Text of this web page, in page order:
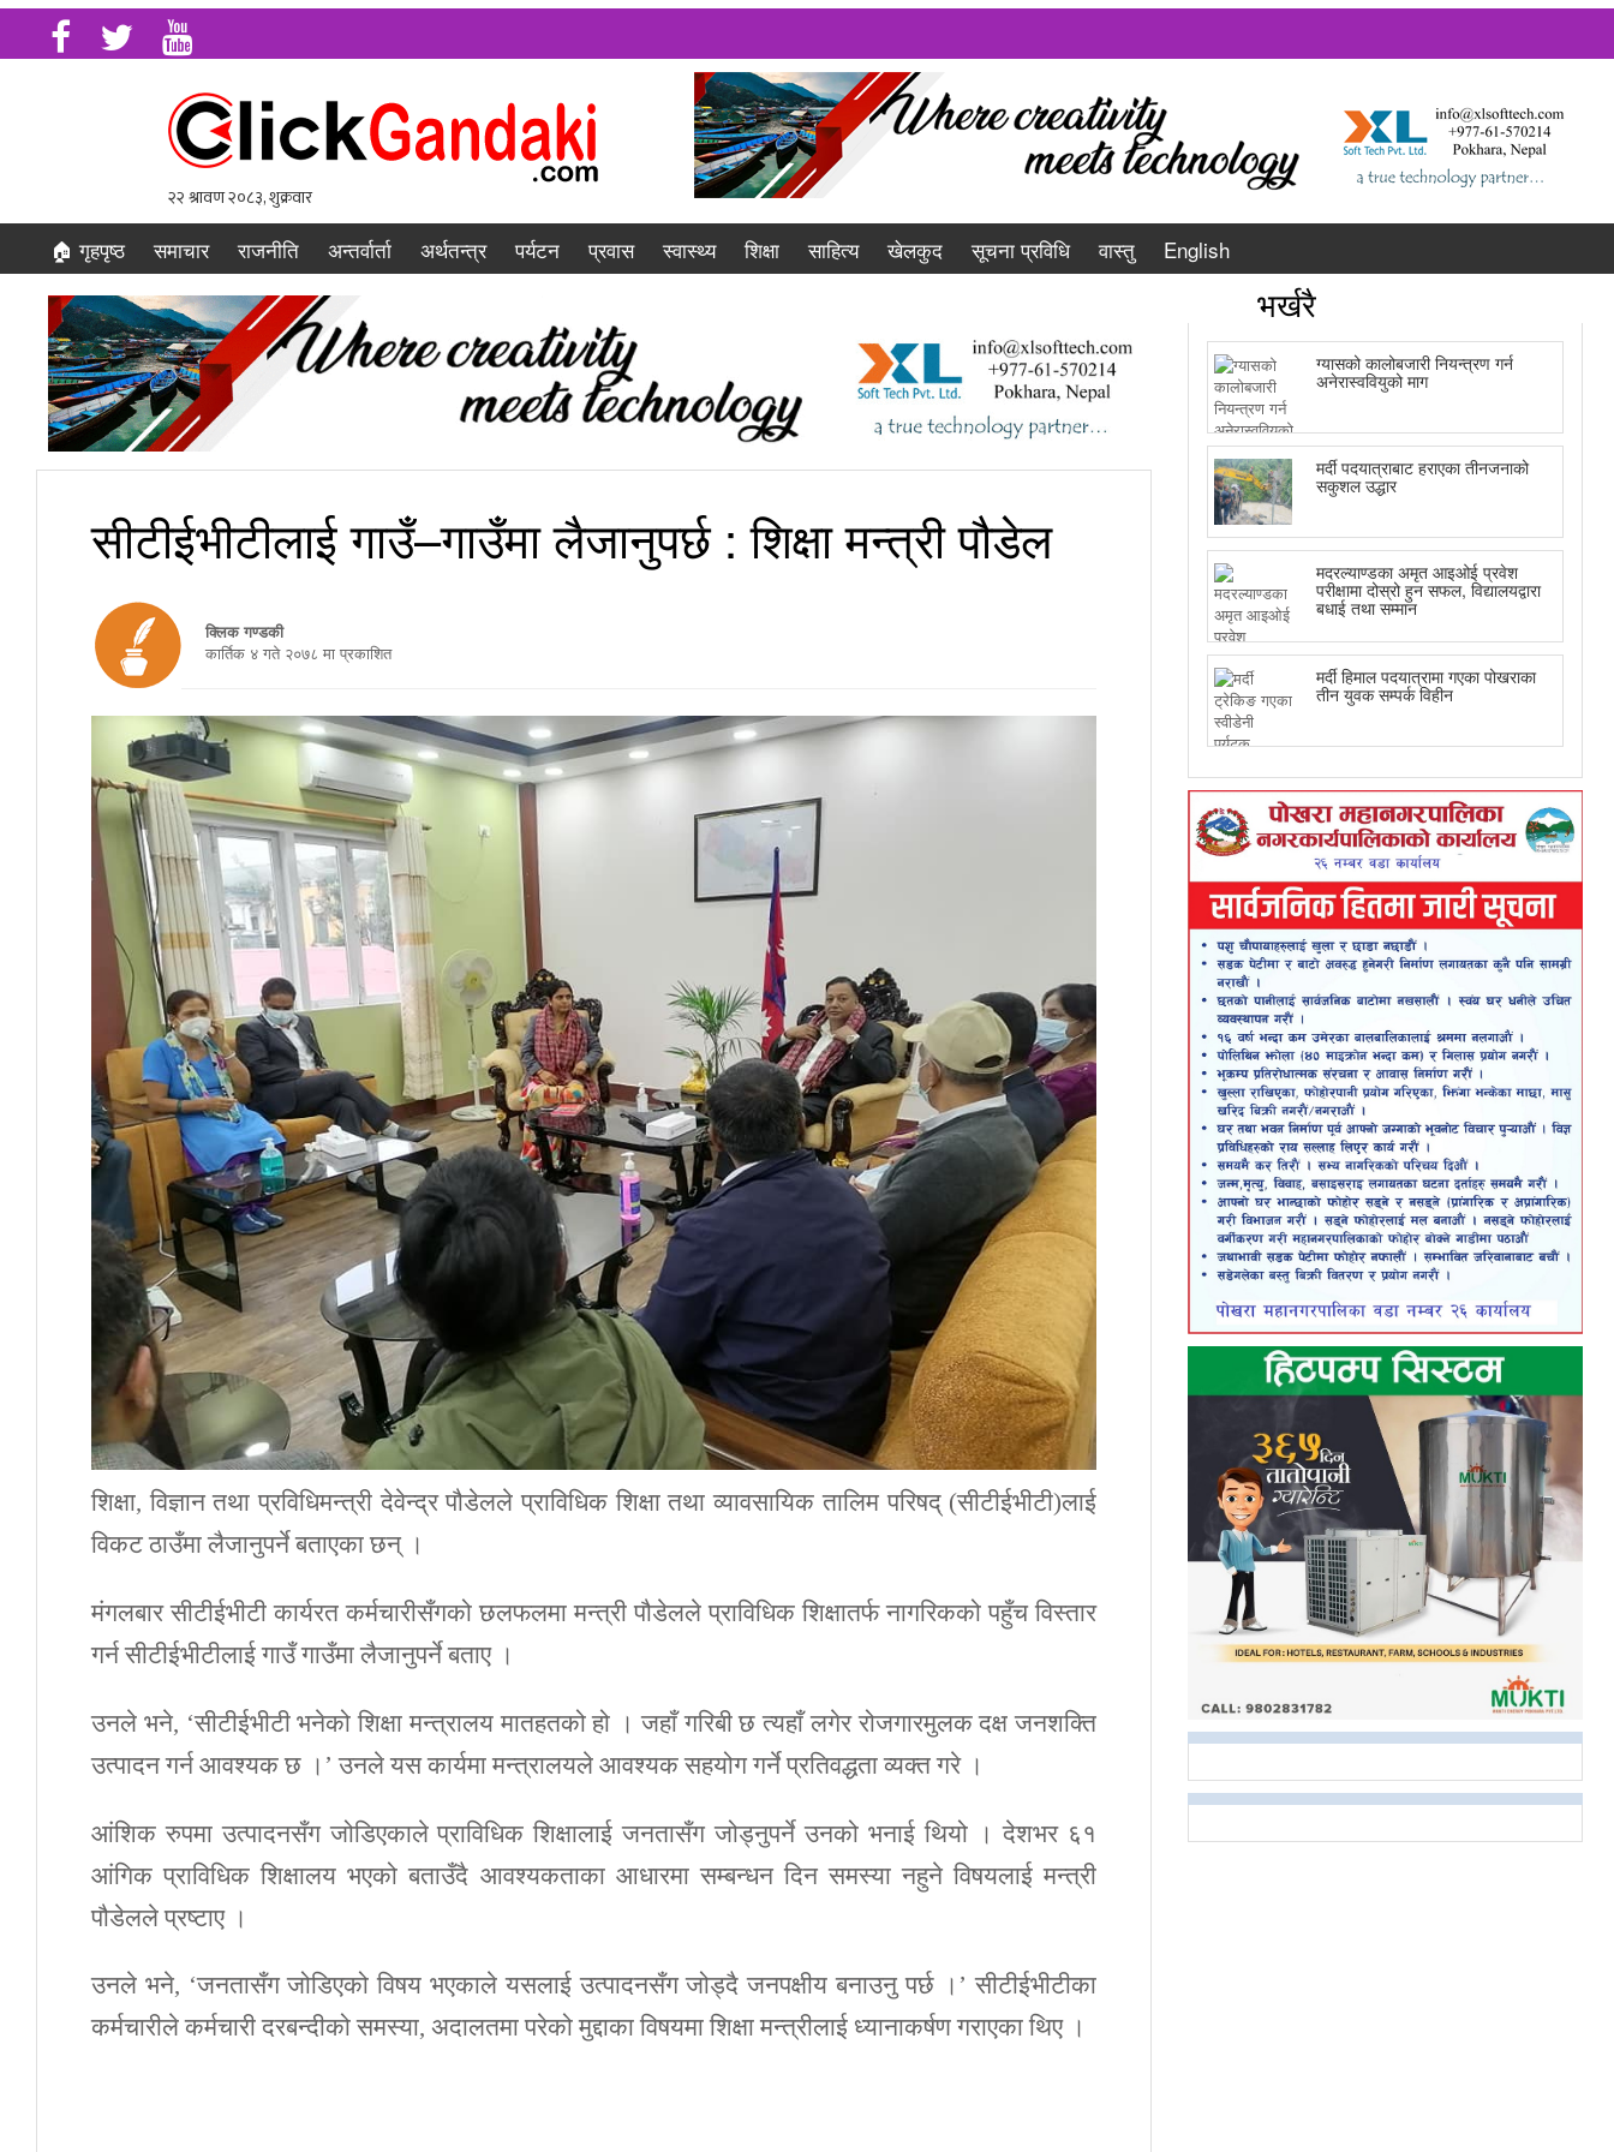
🏠 गृहपृष्ठ समाचार राजनीति अन्तर्वार्ता अर्थतन्त्र पर्यटन प्रवास स्वास्थ्य शिक्षा साहित्य खेलकुद सूचना प्रविधि वास्तु English
सीटीईभीटीलाई गाउँ–गाउँमा लैजानुपर्छ : शिक्षा मन्त्री पौडेल
क्लिक गण्डकी
कार्तिक ४ गते २०७८ मा प्रकाशित
शिक्षा, विज्ञान तथा प्रविधिमन्त्री देवेन्द्र पौडेलले प्राविधिक शिक्षा तथा व्यावसायिक तालिम परिषद्​ (सीटीईभीटी)लाई
विकट ठाउँमा लैजानुपर्ने बताएका छन् ।
मंगलबार सीटीईभीटी कार्यरत कर्मचारीसँगको छलफलमा मन्त्री पौडेलले प्राविधिक शिक्षातर्फ नागरिकको पहुँच विस्तार
गर्न सीटीईभीटीलाई गाउँ गाउँमा लैजानुपर्ने बताए ।
उनले भने, ‘सीटीईभीटी भनेको शिक्षा मन्त्रालय मातहतको हो । जहाँ गरिबी छ त्यहाँ लगेर रोजगारमुलक दक्ष जनशक्ति
उत्पादन गर्न आवश्यक छ ।’ उनले यस कार्यमा मन्त्रालयले आवश्यक सहयोग गर्ने प्रतिवद्धता व्यक्त गरे ।
आंशिक रुपमा उत्पादनसँग जोडिएकाले प्राविधिक शिक्षालाई जनतासँग जोड्नुपर्ने उनको भनाई थियो । देशभर ६१
आंगिक प्राविधिक शिक्षालय भएको बताउँदै आवश्यकताका आधारमा सम्बन्धन दिन समस्या नहुने विषयलाई मन्त्री
पौडेलले प्रष्टाए ।
उनले भने, ‘जनतासँग जोडिएको विषय भएकाले यसलाई उत्पादनसँग जोड्दै जनपक्षीय बनाउनु पर्छ ।’ सीटीईभीटीका
कर्मचारीले कर्मचारी दरबन्दीको समस्या, अदालतमा परेको मुद्दाका विषयमा शिक्षा मन्त्रीलाई ध्यानाकर्षण गराएका थिए ।
भर्खरै
ग्यासको कालोबजारी नियन्त्रण गर्न
अनेरास्ववियुको माग
मर्दी पदयात्राबाट हराएका तीनजनाको
सकुशल उद्धार
मदरल्याण्डका अमृत आइओई प्रवेश
परीक्षामा दोस्रो हुन सफल, विद्यालयद्वारा
बधाई तथा सम्मान
मर्दी हिमाल पदयात्रामा गएका पोखराका
तीन युवक सम्पर्क विहीन